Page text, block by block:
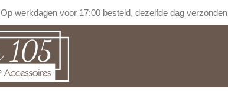
Op werkdagen voor 17:00 besteld, dezelfde dag verzonden